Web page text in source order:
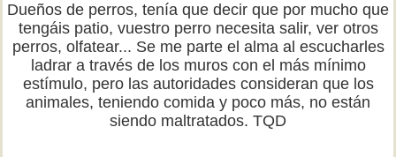
Dueños de perros, tenía que decir que por mucho que
tengáis patio, vuestro perro necesita salir, ver otros
perros, olfatear... Se me parte el alma al escucharles
ladrar a través de los muros con el más mínimo
estímulo, pero las autoridades consideran que los
animales, teniendo comida y poco más, no están
siendo maltratados. TQD